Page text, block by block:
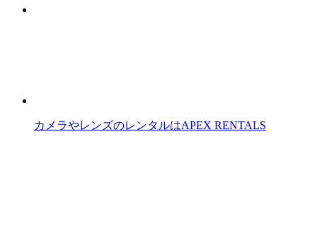
カメラやレンズのレンタルはAPEX RENTALS